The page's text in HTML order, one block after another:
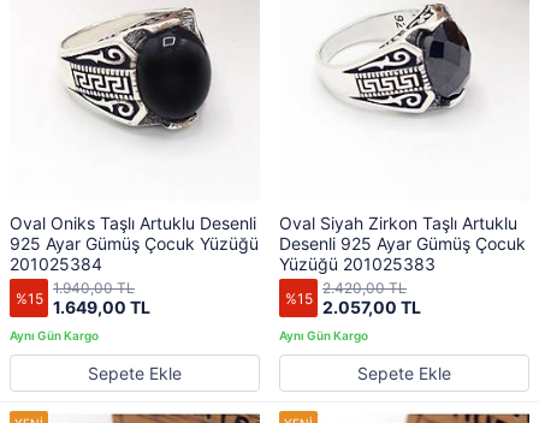
Oval Oniks Taşlı Artuklu Desenli
925 Ayar Gümüş Çocuk Yüzüğü
201025384
%15 1.649,00 TL
1.940,00 TL
Sepete Ekle
Oval Siyah Zirkon Taşlı Artuklu
Desenli 925 Ayar Gümüş Çocuk
Yüzüğü 201025383
%15 2.057,00 TL
2.420,00 TL
Sepete Ekle